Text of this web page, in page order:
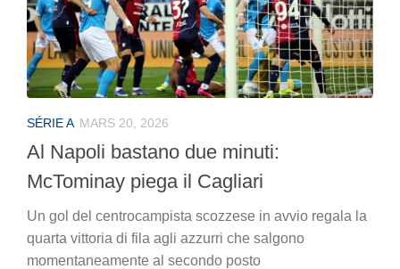
SÉRIE A MARS 20, 2026
Al Napoli bastano due minuti:
McTominay piega il Cagliari
Un gol del centrocampista scozzese in avvio regala la
quarta vittoria di fila agli azzurri che salgono
momentaneamente al secondo posto